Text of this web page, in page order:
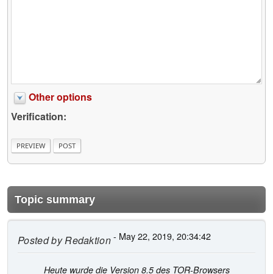
Other options
Verification:
Topic summary
Posted byRedaktion- May 22, 2019, 20:34:42
Heute wurde die Version 8.5 des TOR-Browsers